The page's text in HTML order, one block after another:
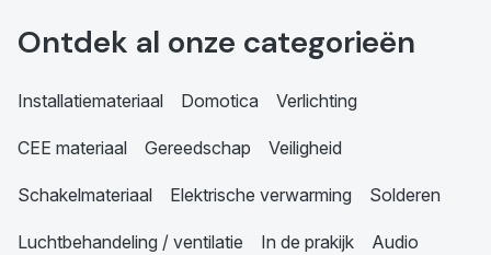
Ontdek al onze categorieën
Installatiemateriaal Domotica Verlichting
CEE materiaal Gereedschap Veiligheid
Schakelmateriaal Elektrische verwarming Solderen
Luchtbehandeling / ventilatie In de prakijk Audio